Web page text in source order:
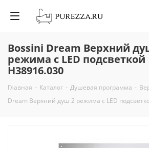
Bossini Dream Верхний
режима с LED подсветкой
H38916.030
Главная - Каталог - Душевая программа -
Dream Верхний душ 2 режима с LED